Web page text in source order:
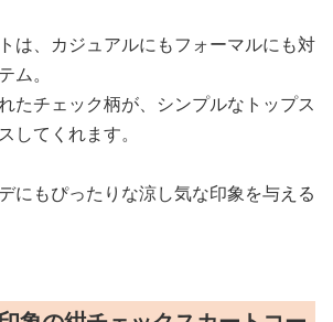
は、カジュアルにもフォーマルにも対
ム。
たチェック柄が、シンプルなトップス
してくれます。
にもぴったりな涼し気な印象を与える